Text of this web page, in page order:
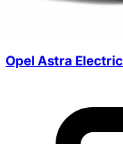
Opel Astra Electric